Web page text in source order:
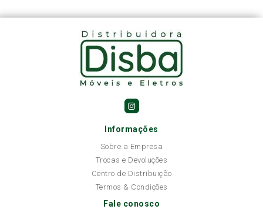
Informações
Sobre a Empresa
Trocas e Devoluções
Centro de Distribuição
Termos & Condições
Fale conosco